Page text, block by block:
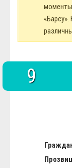
9